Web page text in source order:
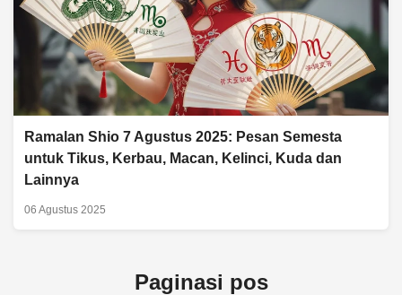
Ramalan Shio 7 Agustus 2025: Pesan Semesta
untuk Tikus, Kerbau, Macan, Kelinci, Kuda dan
Lainnya
06 Agustus 2025
Paginasi pos